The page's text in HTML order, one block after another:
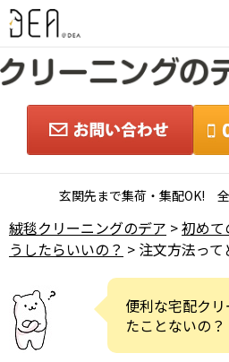
玄関先まで集荷・集配OK!
絨毯クリーニングのデア >初め
うしたらいいの？ > 注文方法って
便利な宅配ク
たことないの？